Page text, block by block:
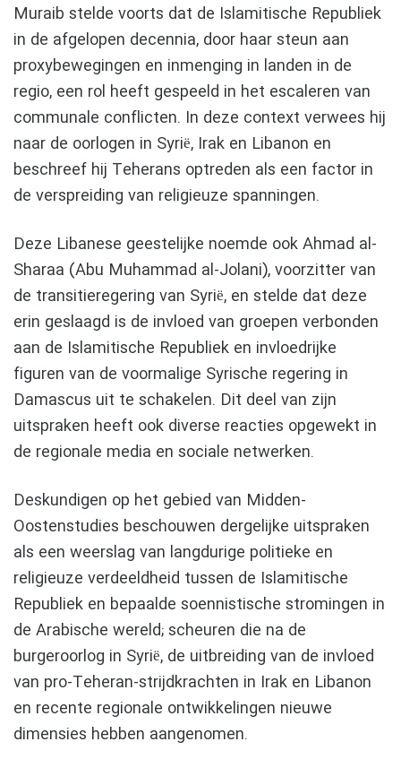
Muraib stelde voorts dat de Islamitische Republiek
in de afgelopen decennia, door haar steun aan
proxybewegingen en inmenging in landen in de
regio, een rol heeft gespeeld in het escaleren van
communale conflicten. In deze context verwees hij
naar de oorlogen in Syrië, Irak en Libanon en
beschreef hij Teherans optreden als een factor in
de verspreiding van religieuze spanningen.
Deze Libanese geestelijke noemde ook Ahmad al-
Sharaa (Abu Muhammad al-Jolani), voorzitter van
de transitieregering van Syrië, en stelde dat deze
erin geslaagd is de invloed van groepen verbonden
aan de Islamitische Republiek en invloedrijke
figuren van de voormalige Syrische regering in
Damascus uit te schakelen. Dit deel van zijn
uitspraken heeft ook diverse reacties opgewekt in
de regionale media en sociale netwerken.
Deskundigen op het gebied van Midden-
Oostenstudies beschouwen dergelijke uitspraken
als een weerslag van langdurige politieke en
religieuze verdeeldheid tussen de Islamitische
Republiek en bepaalde soennistische stromingen in
de Arabische wereld; scheuren die na de
burgeroorlog in Syrië, de uitbreiding van de invloed
van pro-Teheran-strijdkrachten in Irak en Libanon
en recente regionale ontwikkelingen nieuwe
dimensies hebben aangenomen.